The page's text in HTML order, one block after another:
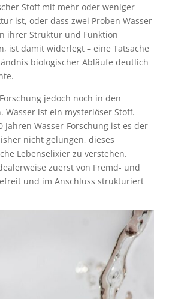
Stoff mit mehr oder weniger
ist, oder dass zwei Proben Wasser
ihrer Struktur und Funktion
ist damit widerlegt – eine Tatsache
biologischer Abläufe deutlich
jedoch noch in den
Wasser ist ein mysteriöser Stoff.
Jahren Wasser-Forschung ist es der
nicht gelungen, dieses
Lebenselixier zu verstehen.
zuerst von Fremd- und
und im Anschluss strukturiert